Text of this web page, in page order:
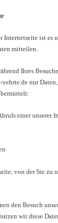
Internetseite ist es
mitteilen.
Ihres
nur
einer unserer
von der Sie zu
den Besuch
wir diese